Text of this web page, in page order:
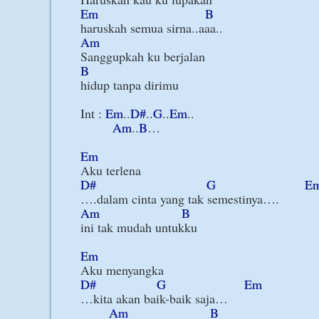
Em
B
Am
B
hidup tanpa dirimu
Int : Em..D#..G..Em..
Am..B…
Em
D#
G
Am
B
ini tak mudah untukku
Em
D#
G
Em
…kita akan baik-baik saja…
Am
B